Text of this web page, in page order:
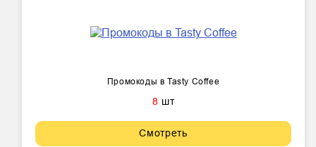
Промокоды в Tasty Coffee
8 шт
Смотреть